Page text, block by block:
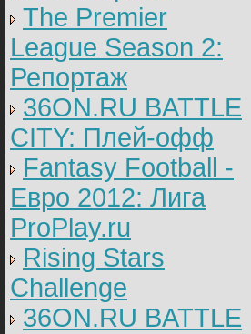
The Premier
League Season 2:
Репортаж
36ON.RU BATTLE
CITY: Плей-офф
Fantasy Football -
Евро 2012: Лига
ProPlay.ru
Rising Stars
Challenge
36ON.RU BATTLE